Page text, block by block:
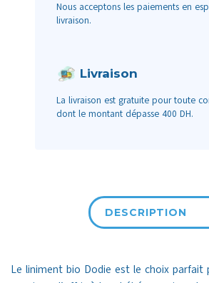
Nous acceptons les paiements en
livraison.
Livraison
La livraison est gratuite pour toute
dont le montant dépasse 400 DH.
DESCRIPTION
Le liniment bio Dodie est le choix parfait